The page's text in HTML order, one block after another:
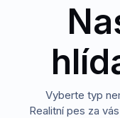
Vyberte typ
Realitní pes za